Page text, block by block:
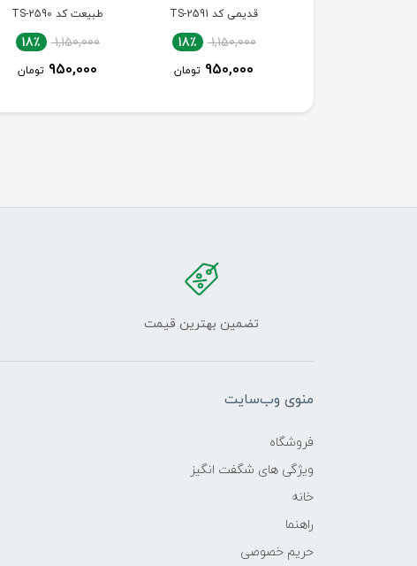
قدیمی کد TS-2591
1,150,000 18٪
950,000 تومان
طبیعت کد TS-2590
1,150,000 18٪
950,000 تومان
تضمین بهترین قیمت
منوی وب‌سایت
فروشگاه
ویژگی های شگفت انگیز
خانه
راهنما
حریم خصوصی